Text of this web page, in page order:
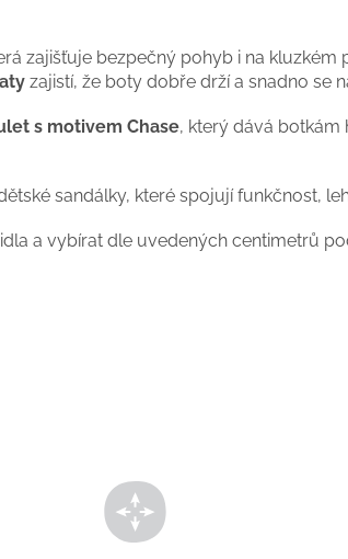
zajišťuje bezpečný pohyb i na kluzkém
zajistí, že boty dobře drží a snadno se
s motivem Chase, který dává botkám
sandálky, které spojují funkčnost,
a vybírat dle uvedených centimetrů